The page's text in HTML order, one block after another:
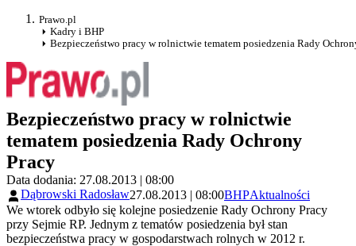
Prawo.pl
Kadry i BHP
Bezpieczeństwo pracy w rolnictwie tematem posiedzenia Rady
Bezpieczeństwo pracy w rolnictwie
tematem posiedzenia Rady Ochrony
Pracy
Data dodania: 27.08.2013 | 08:00
Dąbrowski Radosław27.08.2013 | 08:00BHPAktualności
We wtorek odbyło się kolejne posiedzenie Rady Ochrony Pracy
przy Sejmie RP. Jednym z tematów posiedzenia był stan
bezpieczeństwa pracy w gospodarstwach rolnych w 2012 r.